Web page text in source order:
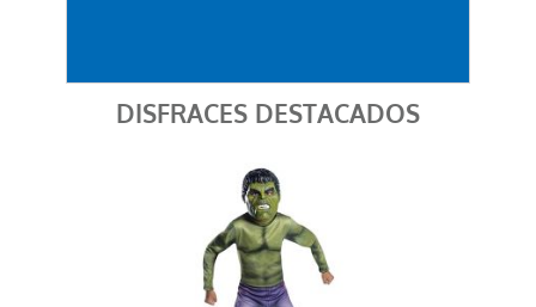
DISFRACES DESTACADOS